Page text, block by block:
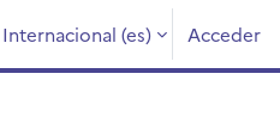
‎(es)‎ Acceder